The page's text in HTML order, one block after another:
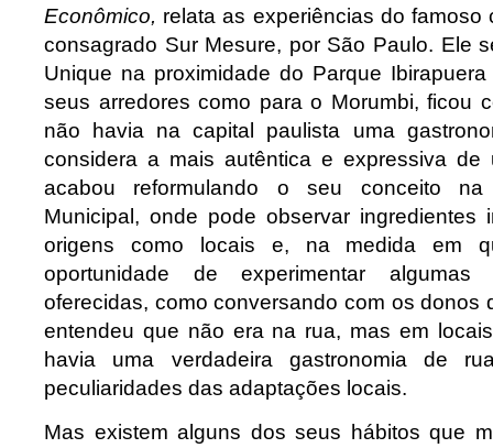
Econômico, relata as experiências do famoso
consagrado Sur Mesure, por São Paulo. Ele
Unique na proximidade do Parque
seus arredores como para o Morumbi, ficou
não havia na capital paulista uma
considera a mais autêntica e expressiva de
acabou reformulando o seu conceito
Municipal, onde pode observar ingredientes
origens como locais e, na medida em
oportunidade de experimentar
oferecidas, como conversando com os donos
entendeu que não era na rua, mas em
havia uma verdadeira gastronomia de
peculiaridades das adaptações locais.
Mas existem alguns dos seus hábitos que